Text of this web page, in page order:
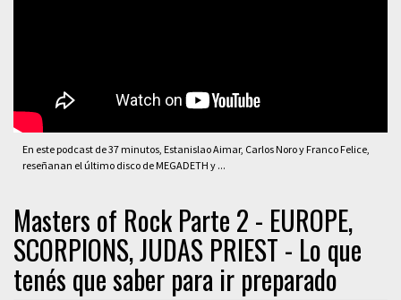
En este podcast de 37 minutos, Estanislao Aimar, Carlos Noro y Franco Felice,
reseñanan el último disco de MEGADETH y ...
Masters of Rock Parte 2 - EUROPE,
SCORPIONS, JUDAS PRIEST - Lo que
tenés que saber para ir preparado